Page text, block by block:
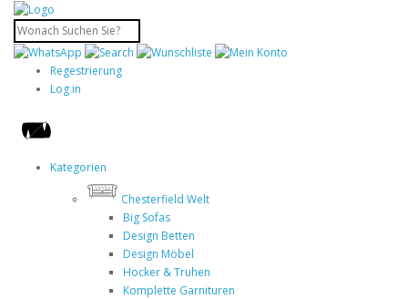
Regestrierung
Log in
Kategorien
Chesterfield Welt
Big Sofas
Design Betten
Design Möbel
Hocker & Truhen
Komplette Garnituren